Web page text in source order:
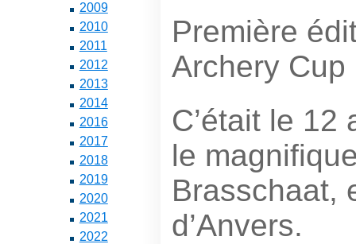
2009
2010
2011
2012
2013
2014
2016
2017
2018
2019
2020
2021
2022
Première
Archery Cup
C’était le 12
le
Brasschaat,
d’Anvers.